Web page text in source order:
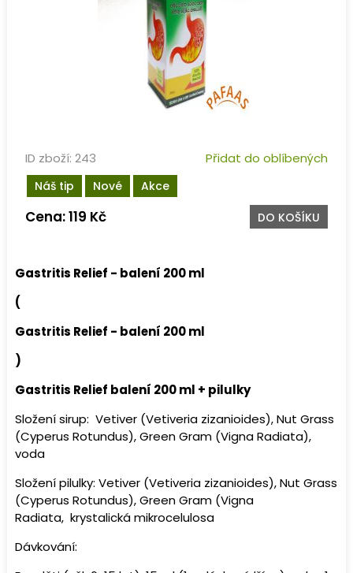
ID zboží: 243
Náš tip Nové Akce
Přidat do oblíbených
Cena: 119 Kč DO KOŠÍKU
Gastritis Relief - balení 200 ml
(
Gastritis Relief - balení 200 ml
)
Gastritis Relief balení 200 ml + pilulky
Složení sirup: Vetiver (Vetiveria zizanioides), Nut Grass
(Cyperus Rotundus), Green Gram (Vigna Radiata),
voda
Složení pilulky: Vetiver (Vetiveria zizanioides), Nut Grass
(Cyperus Rotundus), Green Gram (Vigna
Radiata, krystalická mikrocelulosa
Dávkování: